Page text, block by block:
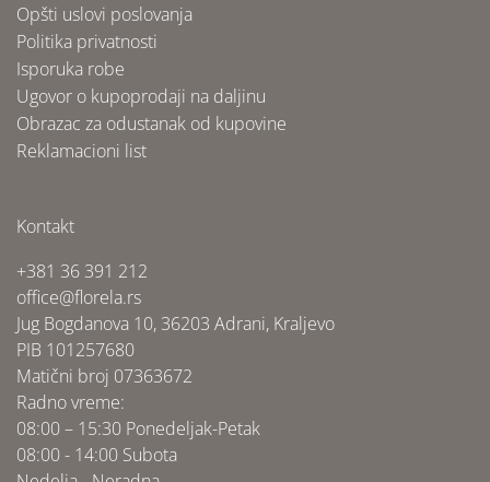
Opšti uslovi poslovanja
Politika privatnosti
Isporuka robe
Ugovor o kupoprodaji na daljinu
Obrazac za odustanak od kupovine
Reklamacioni list
Kontakt
+381 36 391 212
office@florela.rs
Jug Bogdanova 10, 36203 Adrani, Kraljevo
PIB 101257680
Matični broj 07363672
Radno vreme:
08:00 – 15:30 Ponedeljak-Petak
08:00 - 14:00 Subota